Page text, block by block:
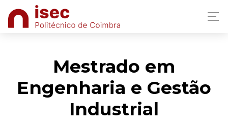
Mestrado em
Engenharia e Gestão
Industrial